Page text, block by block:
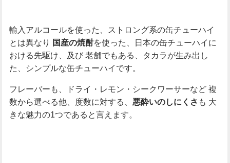
輸入アルコールを使った、ストロング系の缶チューハイ
とは異なり
国産の焼酎を使った、日本の缶チューハイに
おける先駆け、及び老舗でもある、タカラが生み出し
た、シンプルな缶チューハイです。
フレーバーも、ドライ・レモン・シークワーサーなど複
数から選べる他、度数に対する、
悪酔いのしにくさ も 大
きな魅力の1つであると言えます。